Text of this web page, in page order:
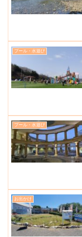
プール・水遊び
プール・水遊び
お出かけ